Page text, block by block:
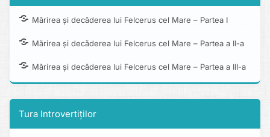
Mărirea și decăderea lui Felcerus cel Mare – Partea I
Mărirea și decăderea lui Felcerus cel Mare – Partea a II-a
Mărirea și decăderea lui Felcerus cel Mare – Partea a III-a
Tura Introvertiților